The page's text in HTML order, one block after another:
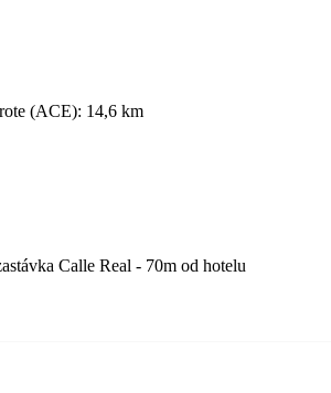
(ACE): 14,6 km
Calle Real - 70m od hotelu